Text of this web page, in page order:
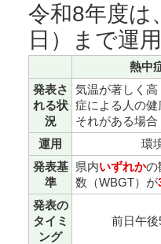
令和8年度は
日）まで運
熱中
発表さ
れる状
況
気温が著しく
症による人の
それがある場合
運用
環
発表基
準
県内いずれかの
数（WBGT）が
発表の
タイミ
ング
前日午